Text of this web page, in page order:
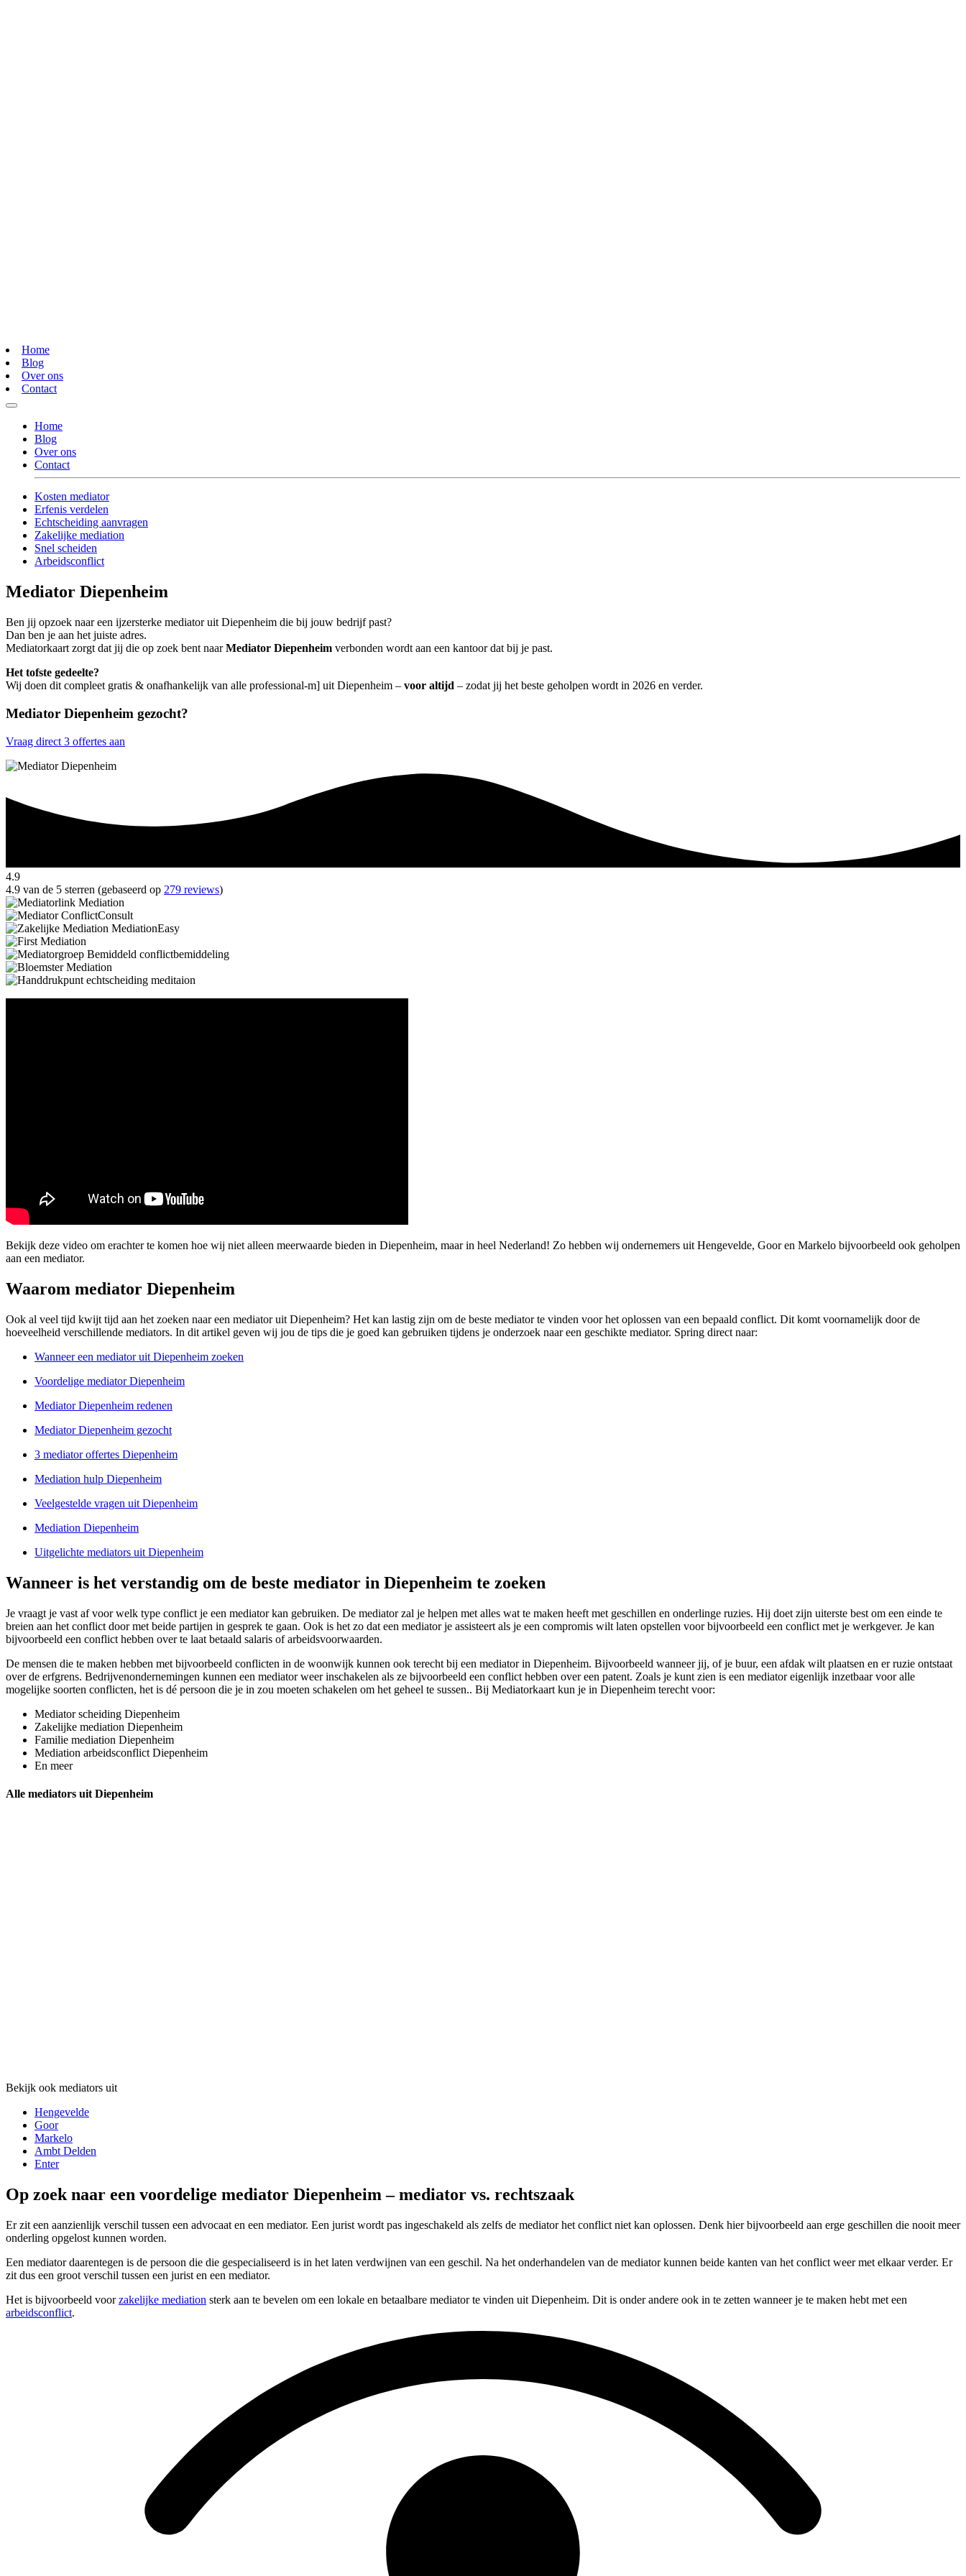
Home
Blog
Over ons
Contact
Home
Blog
Over ons
Contact
Kosten mediator
Erfenis verdelen
Echtscheiding aanvragen
Zakelijke mediation
Snel scheiden
Arbeidsconflict
Mediator Diepenheim
Ben jij opzoek naar een ijzersterke mediator uit Diepenheim die bij jouw bedrijf past?
Dan ben je aan het juiste adres.
Mediatorkaart zorgt dat jij die op zoek bent naarMediator Diepenheim verbonden wordt aan een kantoor dat bij je past.
Het tofste gedeelte?
Wij doen dit compleet gratis & onafhankelijk van alle professional-m] uit Diepenheim – voor altijd – zodat jij het beste geholpen wordt in 2026 en verder.
Mediator Diepenheim gezocht?
Vraag direct 3 offertes aan
4.9
4.9 van de 5 sterren (gebaseerd op 279 reviews)
Bekijk deze video om erachter te komen hoe wij niet alleen meerwaarde bieden in Diepenheim, maar in heel Nederland! Zo hebben wij ondernemers uit Hengevelde, Goor en Markelo bijvoorbeeld ook geholpen
aan een mediator.
Waarom mediator Diepenheim
Ook al veel tijd kwijt tijd aan het zoeken naar een mediator uit Diepenheim? Het kan lastig zijn om de beste mediator te vinden voor het oplossen van een bepaald conflict. Dit komt voornamelijk door de
hoeveelheid verschillende mediators. In dit artikel geven wij jou de tips die je goed kan gebruiken tijdens je onderzoek naar een geschikte mediator. Spring direct naar:
Wanneer een mediator uit Diepenheim zoeken
Voordelige mediator Diepenheim
Mediator Diepenheim redenen
Mediator Diepenheim gezocht
3 mediator offertes Diepenheim
Mediation hulp Diepenheim
Veelgestelde vragen uit Diepenheim
Mediation Diepenheim
Uitgelichte mediators uit Diepenheim
Wanneer is het verstandig om de beste mediator in Diepenheim te zoeken
Je vraagt je vast af voor welk type conflict je een mediator kan gebruiken. De mediator zal je helpen met alles wat te maken heeft met geschillen en onderlinge ruzies. Hij doet zijn uiterste best om een einde te
breien aan het conflict door met beide partijen in gesprek te gaan. Ook is het zo dat een mediator je assisteert als je een compromis wilt laten opstellen voor bijvoorbeeld een conflict met je werkgever. Je kan
bijvoorbeeld een conflict hebben over te laat betaald salaris of arbeidsvoorwaarden.
De mensen die te maken hebben met bijvoorbeeld conflicten in de woonwijk kunnen ook terecht bij een mediator in Diepenheim. Bijvoorbeeld wanneer jij, of je buur, een afdak wilt plaatsen en er ruzie ontstaat
over de erfgrens. Bedrijvenondernemingen kunnen een mediator weer inschakelen als ze bijvoorbeeld een conflict hebben over een patent. Zoals je kunt zien is een mediator eigenlijk inzetbaar voor alle
mogelijke soorten conflicten, het is dé persoon die je in zou moeten schakelen om het geheel te sussen.. Bij Mediatorkaart kun je in Diepenheim terecht voor:
Mediator scheiding Diepenheim
Zakelijke mediation Diepenheim
Familie mediation Diepenheim
Mediation arbeidsconflict Diepenheim
En meer
Alle mediators uit Diepenheim
Bekijk ook mediators uit
Hengevelde
Goor
Markelo
Ambt Delden
Enter
Op zoek naar een voordelige mediator Diepenheim – mediator vs. rechtszaak
Er zit een aanzienlijk verschil tussen een advocaat en een mediator. Een jurist wordt pas ingeschakeld als zelfs de mediator het conflict niet kan oplossen. Denk hier bijvoorbeeld aan erge geschillen die nooit meer
onderling opgelost kunnen worden.
Een mediator daarentegen is de persoon die die gespecialiseerd is in het laten verdwijnen van een geschil. Na het onderhandelen van de mediator kunnen beide kanten van het conflict weer met elkaar verder. Er
zit dus een groot verschil tussen een jurist en een mediator.
Het is bijvoorbeeld voorzakelijke mediation sterk aan te bevelen om een lokale en betaalbare mediator te vinden uit Diepenheim. Dit is onder andere ook in te zetten wanneer je te maken hebt met een
arbeidsconflict.